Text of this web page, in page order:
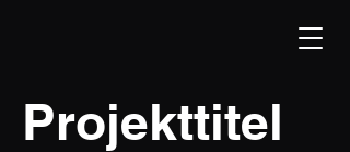
Projekttitel